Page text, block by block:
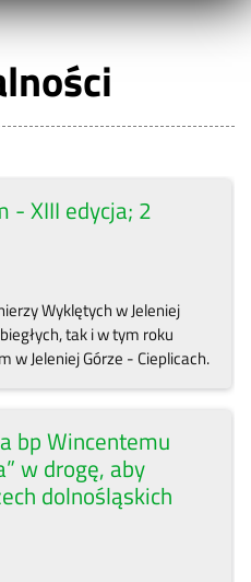
- XIII edycja; 2
Wyklętych w Jeleniej
tak i w tym roku
w Jeleniej Górze - Cieplicach.
bp Wincentemu
w drogę, aby
dolnośląskich